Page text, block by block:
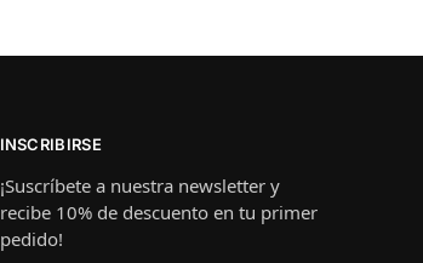
INSCRIBIRSE
¡Suscríbete a nuestra newsletter y
recibe 10% de descuento en tu primer
pedido!